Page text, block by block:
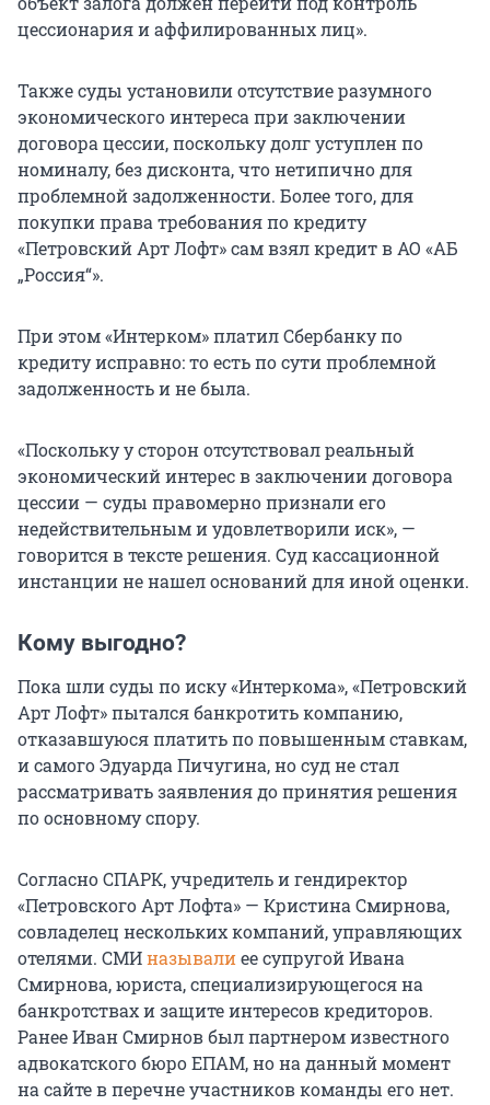
цессионария и аффилированных лиц».
Также суды установили отсутствие разумного
экономического интереса при заключении
договора цессии, поскольку долг уступлен по
номиналу, без дисконта, что нетипично для
проблемной задолженности. Более того, для
покупки права требования по кредиту
«Петровский Арт Лофт» сам взял кредит в АО «АБ
„Россия“».
При этом «Интерком» платил Сбербанку по
кредиту исправно: то есть по сути проблемной
задолженность и не была.
«Поскольку у сторон отсутствовал реальный
экономический интерес в заключении договора
цессии — суды правомерно признали его
недействительным и удовлетворили иск», —
говорится в тексте решения. Суд кассационной
инстанции не нашел оснований для иной оценки.
Кому выгодно?
Пока шли суды по иску «Интеркома», «Петровский
Арт Лофт» пытался банкротить компанию,
отказавшуюся платить по повышенным ставкам,
и самого Эдуарда Пичугина, но суд не стал
рассматривать заявления до принятия решения
по основному спору.
Согласно СПАРК, учредитель и гендиректор
«Петровского Арт Лофта» — Кристина Смирнова,
совладелец нескольких компаний, управляющих
отелями. СМИназывалиее супругой Ивана
Смирнова, юриста, специализирующегося на
банкротствах и защите интересов кредиторов.
Ранее Иван Смирнов был партнером известного
адвокатского бюро ЕПАМ, но на данный момент
на сайте в перечне участников команды его нет.